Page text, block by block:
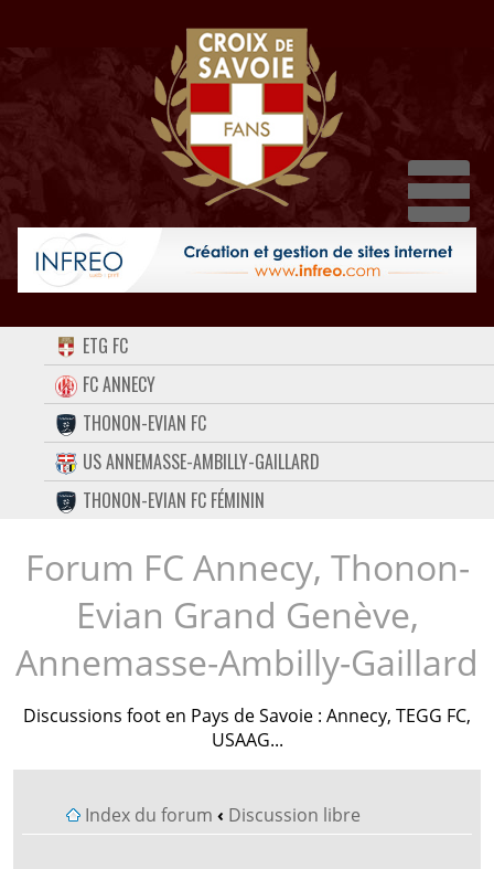
ACCUEIL
FORUM
CONTACT
FACEBOOK
TWITTER
INSTAGRAM
ETG FC
FC ANNECY
THONON-EVIAN FC
US ANNEMASSE-AMBILLY-GAILLARD
THONON-EVIAN FC FÉMININ
Forum FC Annecy, Thonon-
Evian Grand Genève,
Annemasse-Ambilly-Gaillard
Discussions foot en Pays de Savoie : Annecy, TEGG FC,
USAAG...
Index du forum ‹ Discussion libre